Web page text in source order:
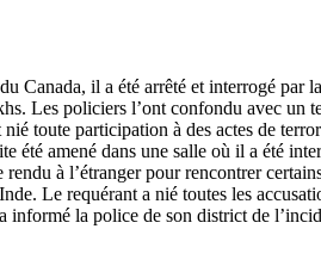
Canada, il a été arrêté et interrogé par
Les policiers l’ont confondu avec un
toute participation à des actes de
été amené dans une salle où il a été
à l’étranger pour rencontrer
Le requérant a nié toutes les
informé la police de son district de